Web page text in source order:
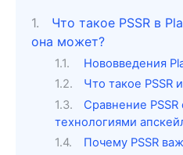
Что такое PSSR в
она может?
Нововведения
Что такое PSSR
Сравнение PSSR
технологиями
Почему PSSR